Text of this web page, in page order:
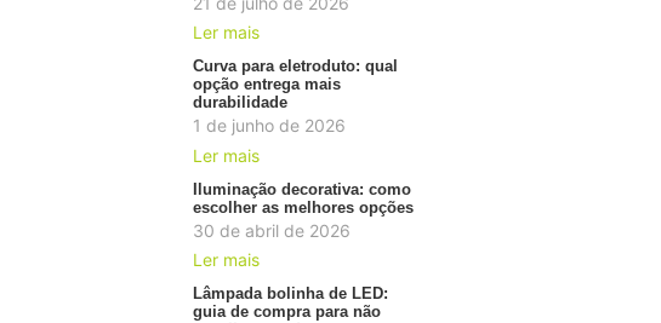
Ler mais
Curva para eletroduto: qual
opção entrega mais
durabilidade
1 de junho de 2026
Ler mais
Iluminação decorativa: como
escolher as melhores opções
30 de abril de 2026
Ler mais
Lâmpada bolinha de LED:
guia de compra para não